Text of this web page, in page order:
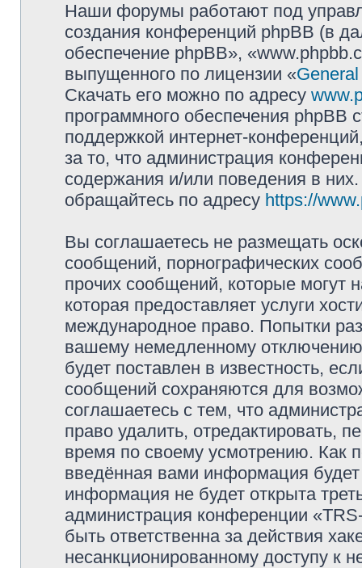
Наши форумы работают под
создания конференций phpBB (в
обеспечение phpBB»,
выпущенного по лицензии «
Скачать его можно по адресу
программного обеспечения phpBB
поддержкой интернет-
за то, что администрация
содержания и/или поведения в
обращайтесь по адресу https://
Вы соглашаетесь не размещать
сообщений, порнографических
прочих сообщений, которые могут
которая предоставляет услуги
международное право. Попытки
вашему немедленному
будет поставлен в известность,
сообщений сохраняются для
соглашаетесь с тем, что
право удалить, отредактировать,
время по своему усмотрению. Как
введённая вами информация
информация не будет открыта
администрация конференции
быть ответственна за действия
несанкционированному доступу к